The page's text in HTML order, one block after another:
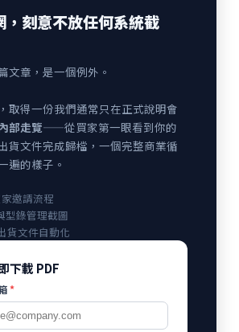
，刻意不放任何系統截
文章，是一個例外。
取得一份我們通常只在正式說明會
部走覽——從買家第一眼看到你的
貨文件完成歸檔，一個完整商業循
遍的樣子。
邀請流程
型錄管理截圖
貨文件自動化
下載 PDF
*